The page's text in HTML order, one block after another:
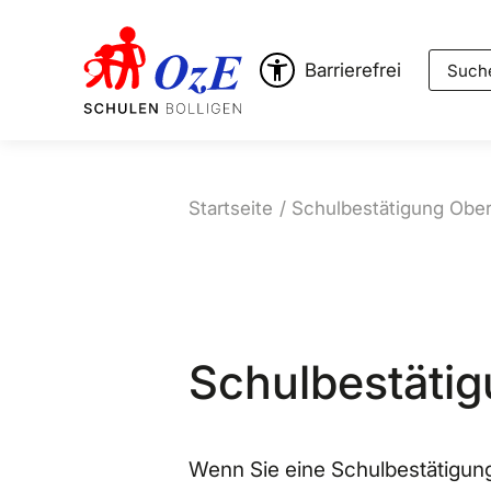
Barrierefrei Suche
Startseite Schulbestätigung
Wenn Sie eine